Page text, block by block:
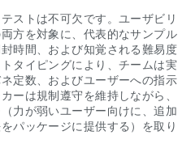
ストは不可欠です。ユーザビリ
方を対象に、代表的なサンプル
時間、および知覚される難易度
タイピングにより、チームは実
定数、およびユーザーへの指示
ーは規制遵守を維持しながら、
力が弱いユーザー向けに、追加
パッケージに提供する）を取り